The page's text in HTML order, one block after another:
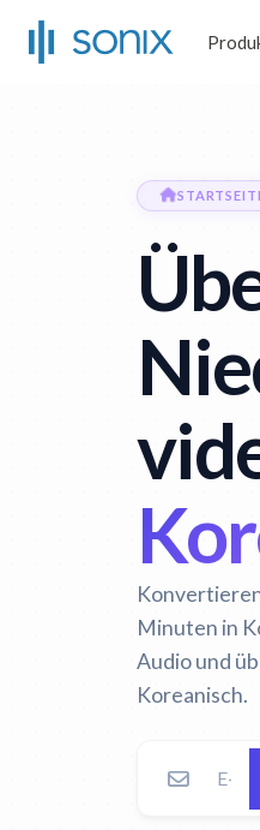
Minuten in
Audio und
Koreanisch.